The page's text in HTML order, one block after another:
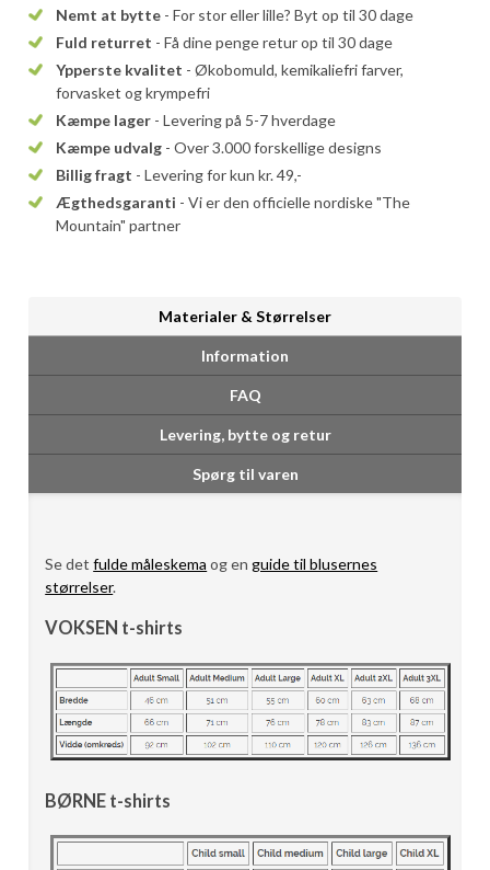
Nemt at bytte - For stor eller lille? Byt op til 30 dage
Fuld returret - Få dine penge retur op til 30 dage
Ypperste kvalitet - Økobomuld, kemikaliefri farver,
forvasket og krympefri
Kæmpe lager - Levering på 5-7 hverdage
Kæmpe udvalg - Over 3.000 forskellige designs
Billig fragt - Levering for kun kr. 49,-
Ægthedsgaranti - Vi er den officielle nordiske "The
Mountain" partner
Materialer & Størrelser
Information
FAQ
Levering, bytte og retur
Spørg til varen
Se detfulde måleskema og enguide til blusernes
størrelser.
VOKSEN t-shirts
BØRNE t-shirts